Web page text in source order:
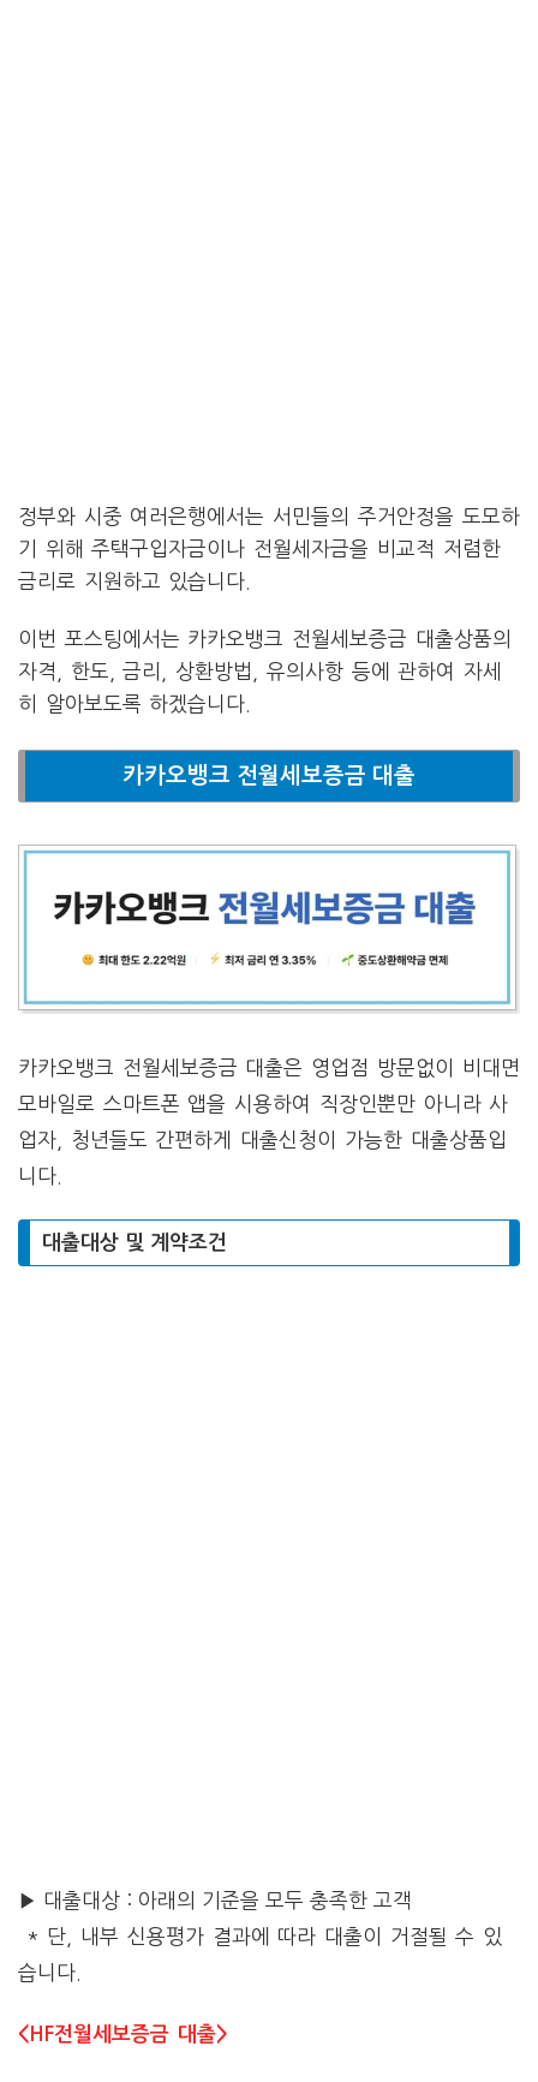
정부와 시중 여러은행에서는 서민들의 주거안정을 도모하
기 위해 주택구입자금이나 전월세자금을 비교적 저렴한
금리로 지원하고 있습니다.
이번 포스팅에서는 카카오뱅크 전월세보증금 대출상품의
자격, 한도, 금리, 상환방법, 유의사항 등에 관하여 자세
히 알아보도록 하겠습니다.
카카오뱅크 전월세보증금 대출
카카오뱅크 전월세보증금 대출은 영업점 방문없이 비대면
모바일로 스마트폰 앱을 시용하여 직장인뿐만 아니라 사
업자, 청년들도 간편하게 대출신청이 가능한 대출상품입
니다.
대출대상 및 계약조건
▶ 대출대상 : 아래의 기준을 모두 충족한 고객
* 단, 내부 신용평가 결과에 따라 대출이 거절될 수 있
습니다.
<HF전월세보증금 대출>